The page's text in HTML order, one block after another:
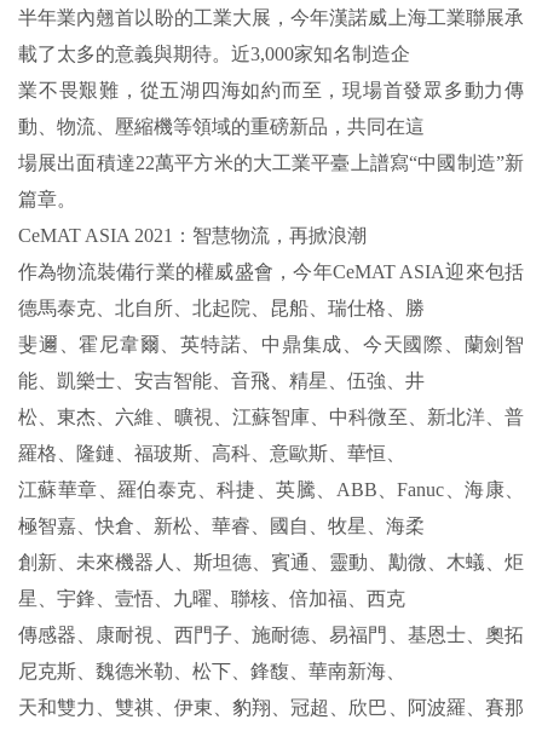
半年業內翹首以盼的工業大展，今年漢諾威上海工業聯展承
載了太多的意義與期待。近3,000家知名制造企
業不畏艱難，從五湖四海如約而至，現場首發眾多動力傳
動、物流、壓縮機等領域的重磅新品，共同在這
場展出面積達22萬平方米的大工業平臺上譜寫“中國制造”新
篇章。
CeMAT ASIA 2021：智慧物流，再掀浪潮
作為物流裝備行業的權威盛會，今年CeMAT ASIA迎來包括
德馬泰克、北自所、北起院、昆船、瑞仕格、勝
斐邇、霍尼韋爾、英特諾、中鼎集成、今天國際、蘭劍智
能、凱樂士、安吉智能、音飛、精星、伍強、井
松、東杰、六維、曠視、江蘇智庫、中科微至、新北洋、普
羅格、隆鏈、福玻斯、高科、意歐斯、華恒、
江蘇華章、羅伯泰克、科捷、英騰、ABB、Fanuc、海康、
極智嘉、快倉、新松、華睿、國自、牧星、海柔
創新、未來機器人、斯坦德、賓通、靈動、勱微、木蟻、炬
星、宇鋒、壹悟、九曜、聯核、倍加福、西克
傳感器、康耐視、西門子、施耐德、易福門、基恩士、奧拓
尼克斯、魏德米勒、松下、鋒馥、華南新海、
天和雙力、雙祺、伊東、豹翔、冠超、欣巴、阿波羅、賽那